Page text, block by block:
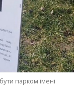
парком імені